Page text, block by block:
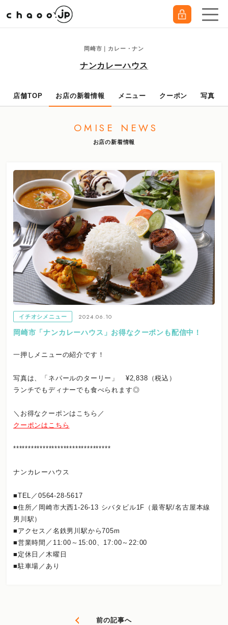
岡崎市｜カレー・ナン
ナンカレーハウス
店舗TOP お店の新着情報 メニュー クーポン 写真
OMISE NEWS
お店の新着情報
イチオシメニュー
2024.06.10
岡崎市「ナンカレーハウス」お得なクーポンも配信中！
一押しメニューの紹介です！
写真は、「ネパールのターリー」 ¥2,838（税込）
ランチでもディナーでも食べられます◎
＼お得なクーポンはこちら／
クーポンはこちら
*********************************
ナンカレーハウス
■TEL／0564-28-5617
■住所／岡崎市大西1-26-13 シバタビル1F（最寄駅/名古屋本線
男川駅）
■アクセス／名鉄男川駅から705m
■営業時間／11:00～15:00、17:00～22:00
■定休日／木曜日
■駐車場／あり
前の記事へ